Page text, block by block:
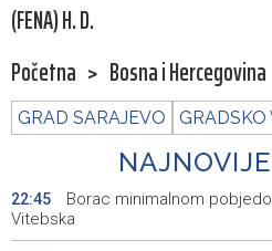
(FENA) H. D.
Početna > Bosna i Hercegovina
GRAD SARAJEVO GRADSKO
22:45
Borac minimalnom
Vitebska